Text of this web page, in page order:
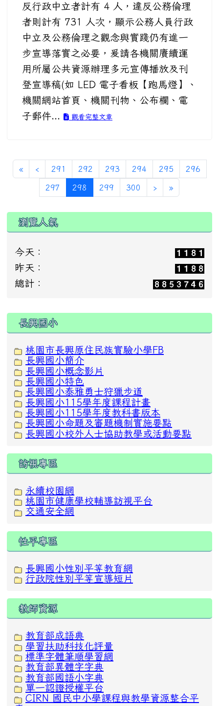
反行政中立者計有 4 人，違反公務倫理
者則計有 731 人次，顯示公務人員行政
中立及公務倫理之觀念與實踐仍有進一
步宣導落實之必要，爰請各機關賡續運
用所屬公共資源辦理多元宣傳播放及刊
登宣導稿(如 LED 電子看板【跑馬燈】、
機關網站首頁、機關刊物、公布欄、電
子郵件...
觀看完整文章
« ‹ 291 292 293 294 295 296
297 298 (current)
299 300 › »
瀏覽人氣
今天：
昨天：
總計：
:::
長興國小
桃園市長興原住民族實驗小學FB
長興國小簡介
長興國小概念影片
長興國小特色
長興國小泰雅勇士狩獵步道
長興國小115學年度課程計畫
長興國小115學年度教科書版本
長興國小命題及審題機制實施要點
長興國小校外人士協助教學或活動要點
訪視專區
永續校園網
桃園市健康學校輔導訪視平台
交通安全網
性平專區
長興國小性別平等教育網
行政院性別平等宣導短片
教師資源
教育部成語典
學習扶助科技化評量
標準字體筆順學習網
教育部異體字字典
教育部國語小字典
單一認證授權平台
CIRN 國民中小學課程與教學資源整合平